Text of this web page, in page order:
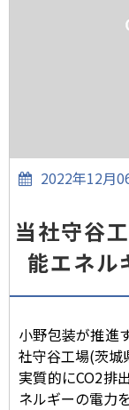
2022年12月
当社守谷
能エネル
小野包装が推進
社守谷工場(茨城
実質的にCO2排
ネルギーの電力